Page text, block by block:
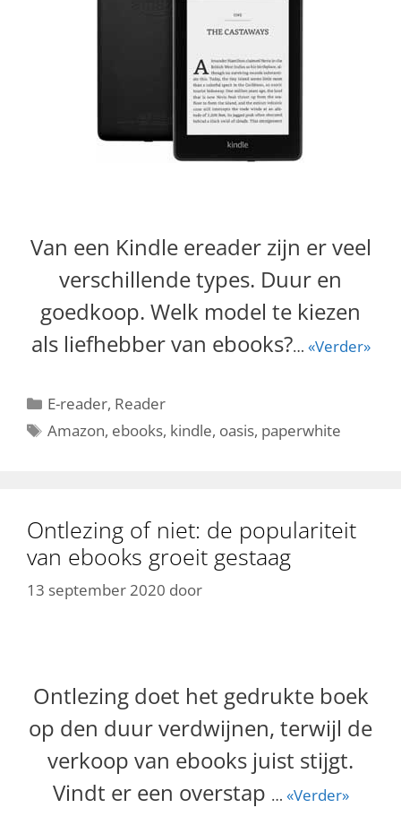
Van een Kindle ereader zijn er veel
verschillende types. Duur en
goedkoop. Welk model te kiezen
als liefhebber van ebooks?… «Verder»
Categorieën
E-reader, Reader
Tags
Amazon, ebooks, kindle, oasis, paperwhite
Ontlezing of niet: de populariteit
van ebooks groeit gestaag
13 september 2020 door
Ontlezing doet het gedrukte boek
op den duur verdwijnen, terwijl de
verkoop van ebooks juist stijgt.
Vindt er een overstap … «Verder»